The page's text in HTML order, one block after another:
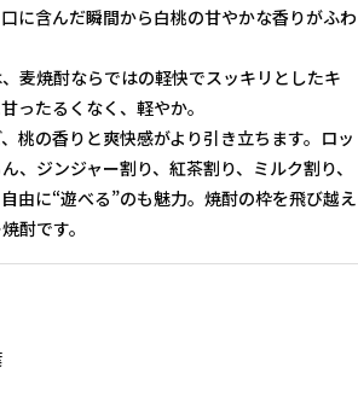
に含んだ瞬間から白桃の甘やかな香りがふわ
麦焼酎ならではの軽快でスッキリとしたキ
ったるくなく、軽やか。
桃の香りと爽快感がより引き立ちます。ロッ
、ジンジャー割り、紅茶割り、ミルク割り、
由に“遊べる”のも魅力。焼酎の枠を飛び越え
酎です。